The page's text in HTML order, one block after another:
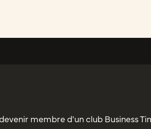
membre d'un club Business